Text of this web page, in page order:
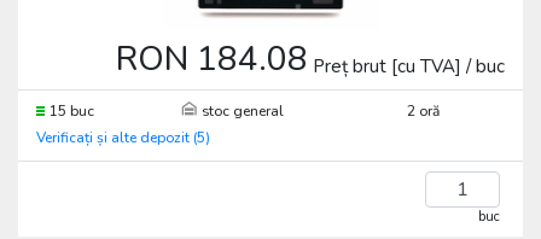
RON 184.08 Preț brut [cu TVA] / buc
15 buc stoc general
2 oră
Verificați și alte depozit (5)
buc